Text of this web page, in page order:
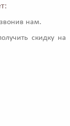
нам.
скидку на